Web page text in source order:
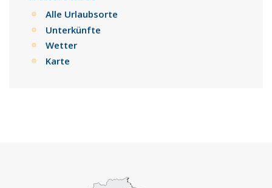
Alle Urlaubsorte
Unterkünfte
Wetter
Karte